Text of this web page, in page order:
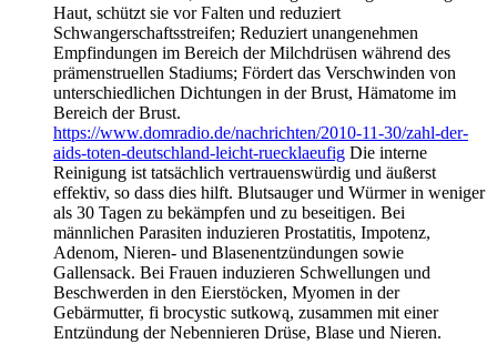
Haut, schützt sie vor Falten und reduziert
Schwangerschaftsstreifen; Reduziert unangenehmen
Empfindungen im Bereich der Milchdrüsen während des
prämenstruellen Stadiums; Fördert das Verschwinden von
unterschiedlichen Dichtungen in der Brust, Hämatome im
Bereich der Brust.
https://www.domradio.de/nachrichten/2010-11-30/zahl-der-
aids-toten-deutschland-leicht-ruecklaeufig Die interne
Reinigung ist tatsächlich vertrauenswürdig und äußerst
effektiv, so dass dies hilft. Blutsauger und Würmer in weniger
als 30 Tagen zu bekämpfen und zu beseitigen. Bei
männlichen Parasiten induzieren Prostatitis, Impotenz,
Adenom, Nieren- und Blasenentzündungen sowie
Gallensack. Bei Frauen induzieren Schwellungen und
Beschwerden in den Eierstöcken, Myomen in der
Gebärmutter, fi brocystic sutkową, zusammen mit einer
Entzündung der Nebennieren Drüse, Blase und Nieren.